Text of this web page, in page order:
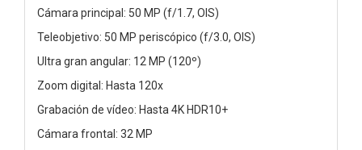
Cámara principal: 50 MP (f/1.7, OIS)
Teleobjetivo: 50 MP periscópico (f/3.0, OIS)
Ultra gran angular: 12 MP (120º)
Zoom digital: Hasta 120x
Grabación de vídeo: Hasta 4K HDR10+
Cámara frontal: 32 MP